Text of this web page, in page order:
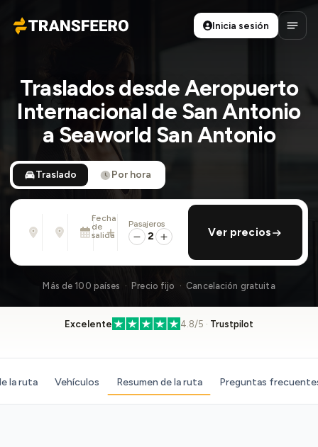
Transfeero
Inicia sesión
Abrir
Traslados desde Aeropuerto
Internacional de San Antonio
a Seaworld San Antonio
Traslado Por hora
Desde
Dirección, aeropuerto, hotel, ...
Hasta
Dirección, aeropuerto, hotel, ...
Fecha
de
salida
Lun., 10 Ago. · 01:45 PM
añadir regreso
Pasajeros
2 Ver precios
Más de 100 países · Precio fijo · Cancelación gratuita
Excelente 4.8/5 · Trustpilot
la ruta Vehículos Resumen de la ruta Preguntas